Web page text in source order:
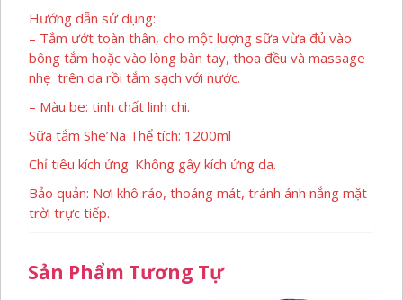
Hướng dẫn sử dụng:
– Tắm ướt toàn thân, cho một lượng sữa vừa đủ vào
bông tắm hoặc vào lòng bàn tay, thoa đều và massage
nhẹ trên da rồi tắm sạch với nước.
– Màu be: tinh chất linh chi.
Sữa tắm She’Na Thể tích: 1200ml
Chỉ tiêu kích ứng: Không gây kích ứng da.
Bảo quản: Nơi khô ráo, thoáng mát, tránh ánh nắng mặt
trời trực tiếp.
Sản Phẩm Tương Tự